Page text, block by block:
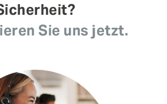
Sie uns jetzt.